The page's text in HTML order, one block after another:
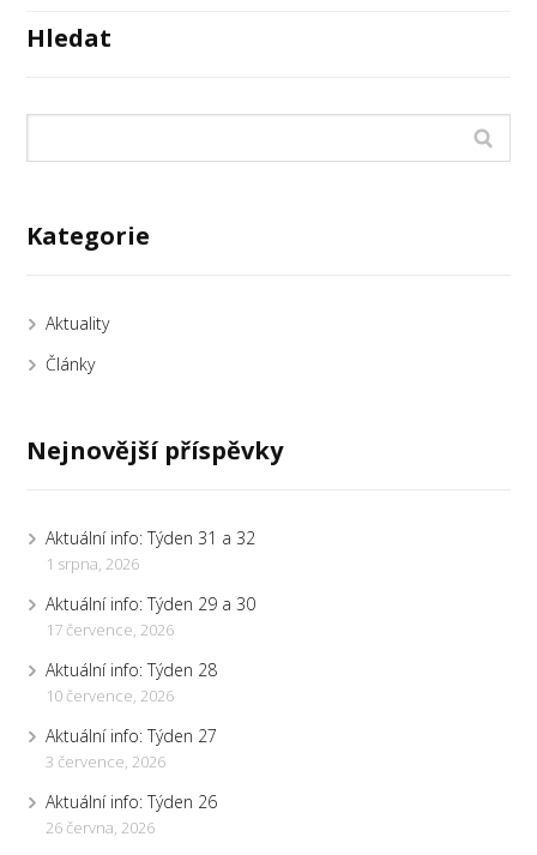
Hledat
Kategorie
Aktuality
Články
Nejnovější příspěvky
Aktuální info: Týden 31 a 32
1 srpna, 2026
Aktuální info: Týden 29 a 30
17 července, 2026
Aktuální info: Týden 28
10 července, 2026
Aktuální info: Týden 27
3 července, 2026
Aktuální info: Týden 26
26 června, 2026